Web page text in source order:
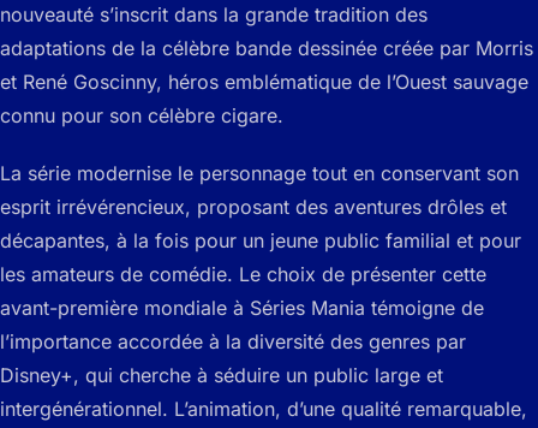
nouveauté s’inscrit dans la grande tradition des
adaptations de la célèbre bande dessinée créée par Morris
et René Goscinny, héros emblématique de l’Ouest sauvage
connu pour son célèbre cigare.
La série modernise le personnage tout en conservant son
esprit irrévérencieux, proposant des aventures drôles et
décapantes, à la fois pour un jeune public familial et pour
les amateurs de comédie. Le choix de présenter cette
avant-première mondiale à Séries Mania témoigne de
l’importance accordée à la diversité des genres par
Disney+, qui cherche à séduire un public large et
intergénérationnel. L’animation, d’une qualité remarquable,